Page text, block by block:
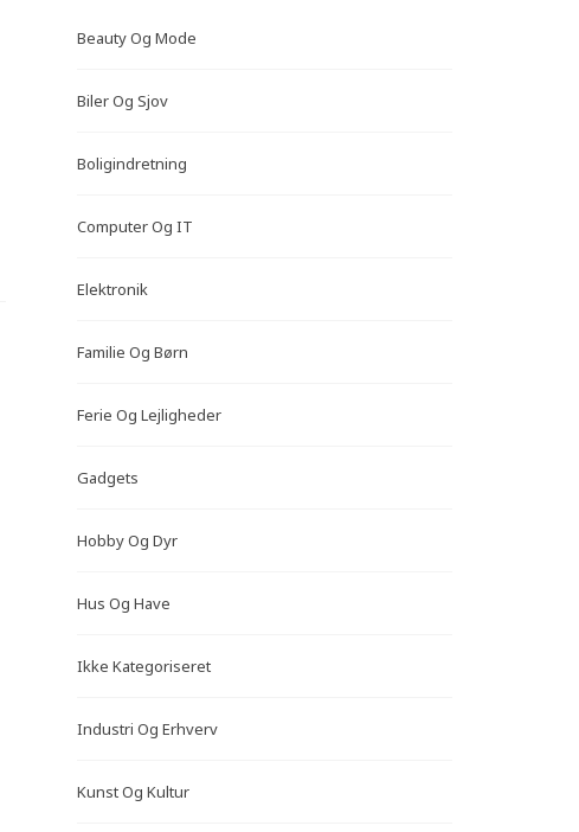
Beauty Og Mode
Biler Og Sjov
Boligindretning
Computer Og IT
Elektronik
Familie Og Børn
Ferie Og Lejligheder
Gadgets
Hobby Og Dyr
Hus Og Have
Ikke Kategoriseret
Industri Og Erhverv
Kunst Og Kultur